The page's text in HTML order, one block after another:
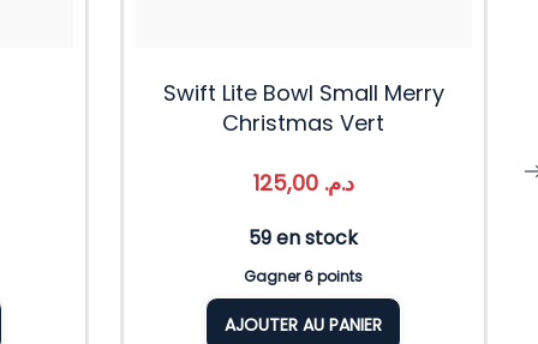
Swift Lite Bowl Small Merry
Christmas Vert
د.م. 125,00
59 en stock
Gagner 6 points
AJOUTER AU PANIER